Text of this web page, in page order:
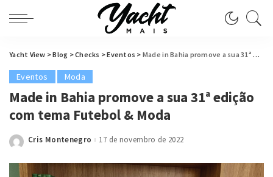
Yacht View >Blog >Checks >Eventos > Made in Bahia promove a sua 31ª edição com tema Futebol & Moda
Eventos Moda
Made in Bahia promove a sua 31ª edição
com tema Futebol & Moda
Posted
Cris Montenegro 17 de novembro de 2022